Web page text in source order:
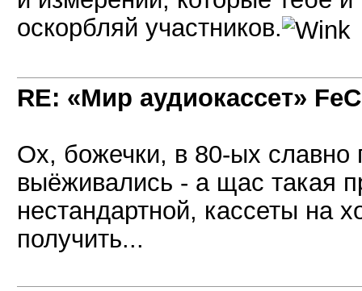
оскорбляй участников.
RE: «Мир аудиокассет»
Ох, божечки, в 80-ых славно
выёживались - а щас такая
нестандартной, кассеты на
получить...